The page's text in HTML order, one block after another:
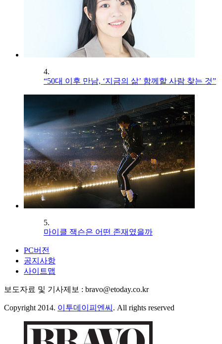
4.
“50대 이후 만남, ‘지금의 삶’ 함께할 사람 찾는 것”
5.
마이클 잭슨은 어떤 존재였을까
PC버전
공지사항
사이트맵
보도자료 및 기사제보 : bravo@etoday.co.kr
Copyright 2014. 이투데이피엔씨 . All rights reserved